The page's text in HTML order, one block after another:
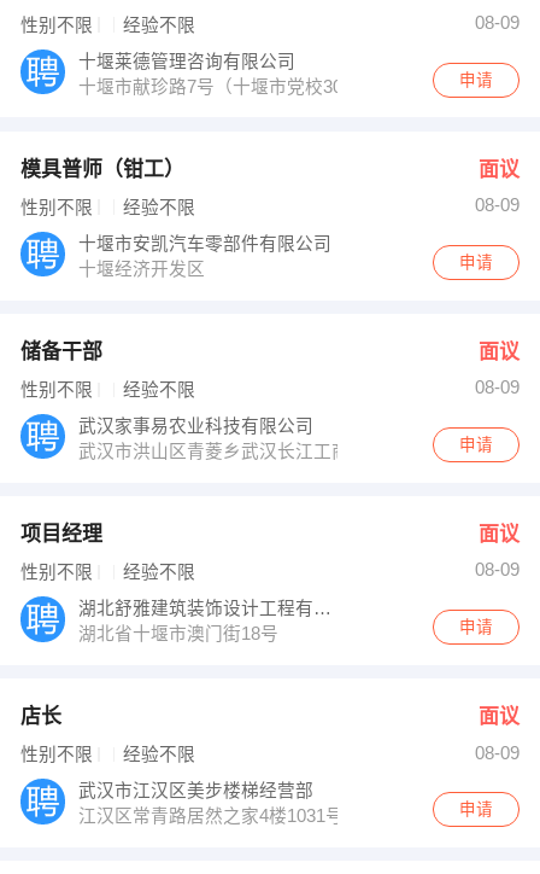
性别不限 经验不限
08-09
十堰莱德管理咨询有限公司
十堰市献珍路7号（十堰市党校308室）
申请
模具普师（钳工） 面议
性别不限 经验不限
08-09
十堰市安凯汽车零部件有限公司
十堰经济开发区
申请
储备干部 面议
性别不限 经验不限
08-09
武汉家事易农业科技有限公司
武汉市洪山区青菱乡武汉长江工商学院弘德楼4楼107室
申请
项目经理 面议
性别不限 经验不限
08-09
湖北舒雅建筑装饰设计工程有限公司
湖北省十堰市澳门街18号
申请
店长 面议
性别不限 经验不限
08-09
武汉市江汉区美步楼梯经营部
江汉区常青路居然之家4楼1031号公交复兴村站或振兴路
申请